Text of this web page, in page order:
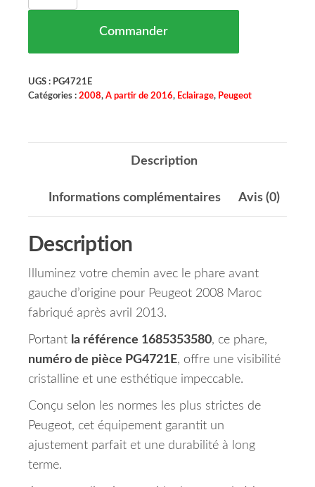
Commander
UGS : PG4721E
Catégories : 2008, A partir de 2016, Eclairage, Peugeot
Description
Informations complémentaires Avis (0)
Description
Illuminez votre chemin avec le phare avant
gauche d’origine pour Peugeot 2008 Maroc
fabriqué après avril 2013.
Portant la référence 1685353580, ce phare,
numéro de pièce PG4721E, offre une visibilité
cristalline et une esthétique impeccable.
Conçu selon les normes les plus strictes de
Peugeot, cet équipement garantit un
ajustement parfait et une durabilité à long
terme.